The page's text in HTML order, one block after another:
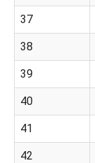
37
38
39
40
41
42